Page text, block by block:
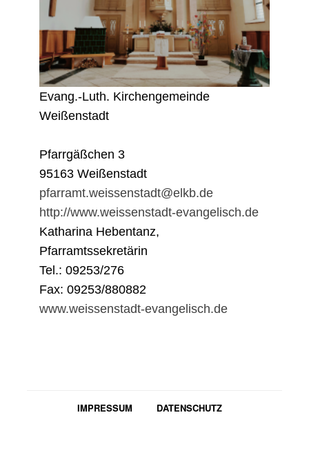
Evang.-Luth. Kirchengemeinde
Weißenstadt
Pfarrgäßchen 3
95163 Weißenstadt
pfarramt.weissenstadt@elkb.de
http://www.weissenstadt-evangelisch.de
Katharina Hebentanz,
Pfarramtssekretärin
Tel.: 09253/276
Fax: 09253/880882
www.weissenstadt-evangelisch.de
IMPRESSUM DATENSCHUTZ